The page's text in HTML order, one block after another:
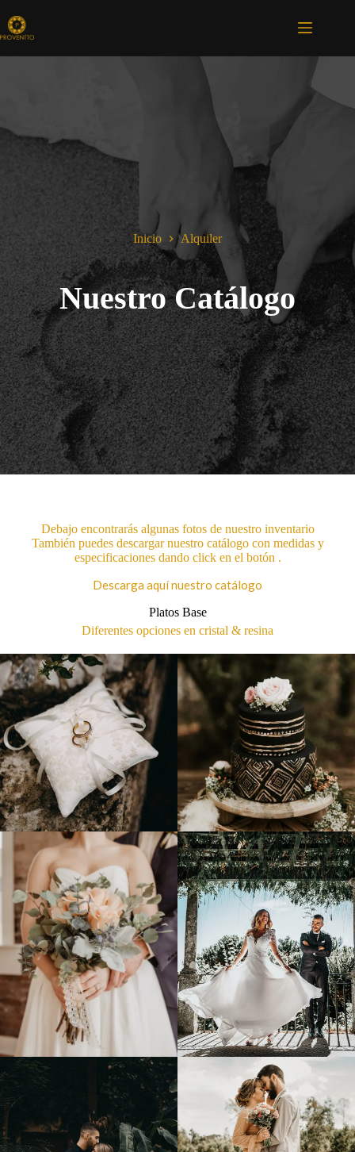
contenido
Inicio Alquiler
Nuestro Catálogo
Debajo encontrarás algunas fotos de nuestro inventario
También puedes descargar nuestro catálogo con medidas y
especificaciones dando click en el botón .
Descarga aquí nuestro catálogo
Platos Base
Diferentes opciones en cristal & resina